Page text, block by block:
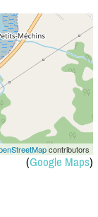
contributors
(Google Maps)